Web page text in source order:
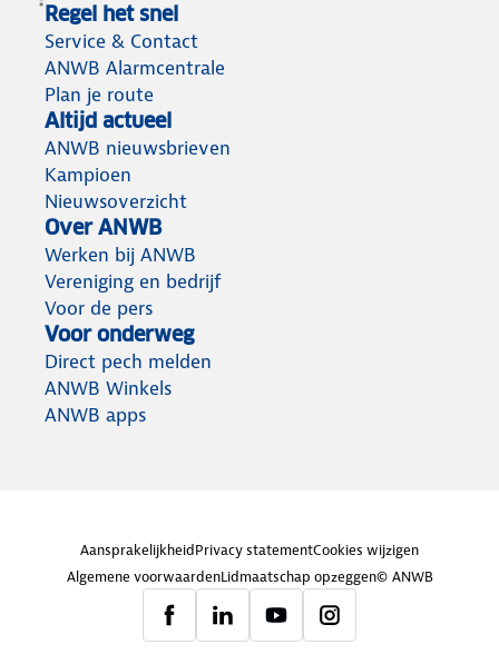
Regel het snel
Service & Contact
ANWB Alarmcentrale
Plan je route
Altijd actueel
ANWB nieuwsbrieven
Kampioen
Nieuwsoverzicht
Over ANWB
Werken bij ANWB
Vereniging en bedrijf
Voor de pers
Voor onderweg
Direct pech melden
ANWB Winkels
ANWB apps
AansprakelijkheidPrivacy statementCookies wijzigen
Algemene voorwaardenLidmaatschap opzeggen© ANWB